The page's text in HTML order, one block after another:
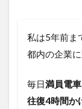
私は5年前ま
都内の企業
毎日満員電車
往復4時間か